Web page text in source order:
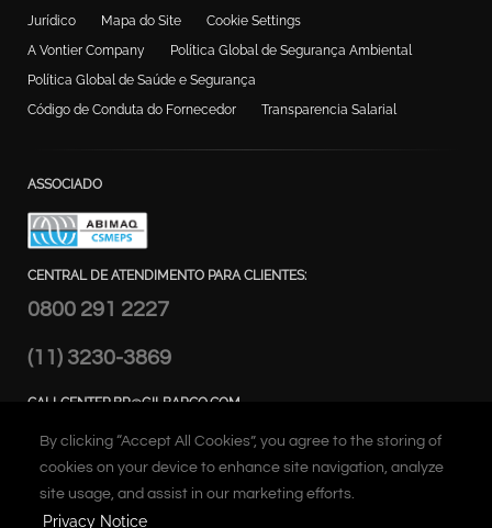
By clicking “Accept All Cookies”, you agree to the storing of
cookies on your device to enhance site navigation, analyze
site usage, and assist in our marketing efforts.
Privacy Notice
Jurídico
Mapa do Site
Cookie Settings
A Vontier Company
Política Global de Segurança Ambiental
Política Global de Saúde e Segurança
Código de Conduta do Fornecedor
Transparencia Salarial
ASSOCIADO
CENTRAL DE ATENDIMENTO PARA CLIENTES:
0800 291 2227
(11) 3230-3869
CALLCENTER.BR@GILBARCO.COM
ENDEREÇO:
Alameda Caiapós, 173 - Tamboré,
Barueri – SP Brasil